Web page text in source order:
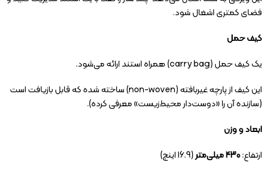
فضای کمتری اشغال شود.
کیف حمل
یک کیف حمل (carry bag) همراه استند ارائه می‌شود.
این کیف از پارچه غیربافته (non-woven) ساخته شده که قابل بازیافت است
(سازنده آن را «دوست‌دار محیط‌زیست» معرفی کرده).
ابعاد و وزن
ارتفاع:430 میلی‌متر
(16.9 اینچ)